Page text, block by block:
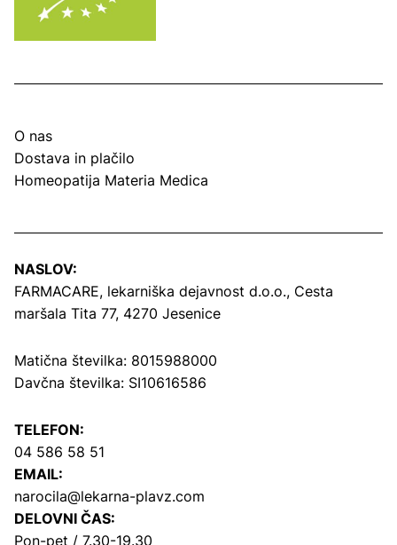
O nas
Dostava in plačilo
Homeopatija Materia Medica
NASLOV:
FARMACARE, lekarniška dejavnost d.o.o., Cesta
maršala Tita 77, 4270 Jesenice
Matična številka: 8015988000
Davčna številka: SI10616586
TELEFON:
04 586 58 51
EMAIL:
narocila@lekarna-plavz.com
DELOVNI ČAS:
Pon-pet / 7.30-19.30